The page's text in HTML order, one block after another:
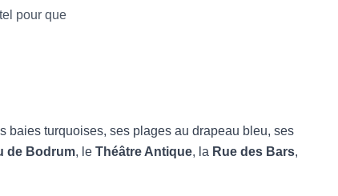
pour que
baies turquoises, ses plages au drapeau bleu, ses
de Bodrum, le Théâtre Antique, la Rue des Bars,